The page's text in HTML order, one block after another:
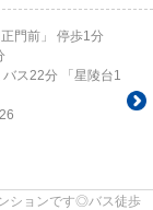
門前」 停歩1分
バス22分 「星陵台1
ションです◎バス徒歩